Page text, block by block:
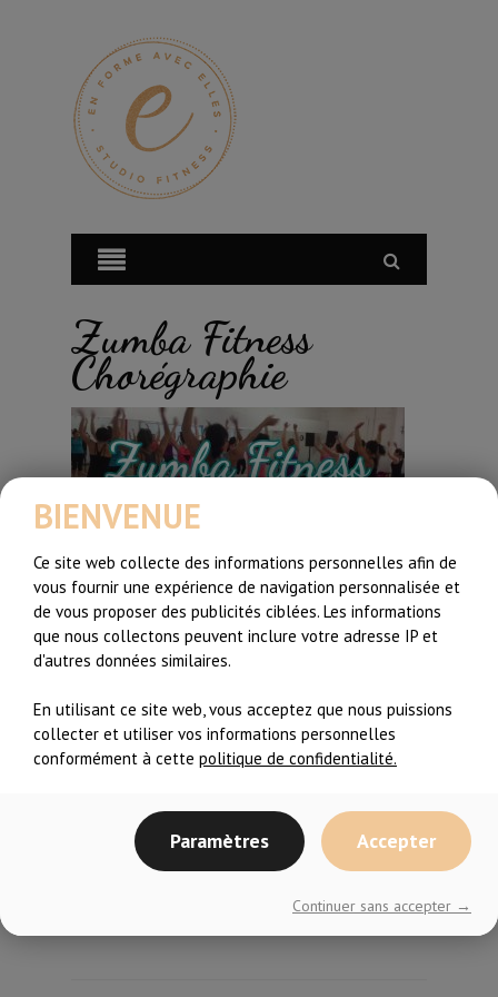
Zumba Fitness
Chorégraphie
Partager l'article:
Articles Récents
Recommencer l’entraînement après une
longue pause…c’est difficile
de l’espoir!
Extrait de cours – Zumba Toning #2
BIENVENUE
Ce site web collecte des informations personnelles afin de
vous fournir une expérience de navigation personnalisée et
de vous proposer des publicités ciblées. Les informations
que nous collectons peuvent inclure votre adresse IP et
d'autres données similaires.
En utilisant ce site web, vous acceptez que nous puissions
collecter et utiliser vos informations personnelles
conformément à cette politique de confidentialité.
Paramètres Accepter
Continuer sans accepter →